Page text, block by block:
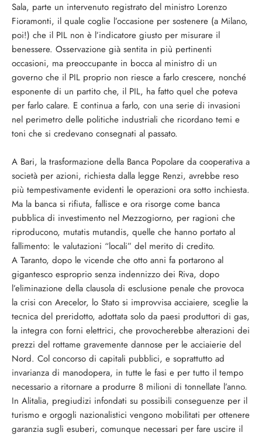
Sala, parte un intervenuto registrato del ministro Lorenzo
Fioramonti, il quale coglie l’occasione per sostenere (a Milano,
poi!) che il PIL non è l’indicatore giusto per misurare il
benessere. Osservazione già sentita in più pertinenti
occasioni, ma preoccupante in bocca al ministro di un
governo che il PIL proprio non riesce a farlo crescere, nonché
esponente di un partito che, il PIL, ha fatto quel che poteva
per farlo calare. E continua a farlo, con una serie di invasioni
nel perimetro delle politiche industriali che ricordano temi e
toni che si credevano consegnati al passato.
A Bari, la trasformazione della Banca Popolare da cooperativa a
società per azioni, richiesta dalla legge Renzi, avrebbe reso
più tempestivamente evidenti le operazioni ora sotto inchiesta.
Ma la banca si rifiuta, fallisce e ora risorge come banca
pubblica di investimento nel Mezzogiorno, per ragioni che
riproducono, mutatis mutandis, quelle che hanno portato al
fallimento: le valutazioni “locali” del merito di credito.
A Taranto, dopo le vicende che otto anni fa portarono al
gigantesco esproprio senza indennizzo dei Riva, dopo
l’eliminazione della clausola di esclusione penale che provoca
la crisi con Arecelor, lo Stato si improvvisa acciaiere, sceglie la
tecnica del preridotto, adottata solo da paesi produttori di gas,
la integra con forni elettrici, che provocherebbe alterazioni dei
prezzi del rottame gravemente dannose per le acciaierie del
Nord. Col concorso di capitali pubblici, e soprattutto ad
invarianza di manodopera, in tutte le fasi e per tutto il tempo
necessario a ritornare a produrre 8 milioni di tonnellate l’anno.
In Alitalia, pregiudizi infondati su possibili conseguenze per il
turismo e orgogli nazionalistici vengono mobilitati per ottenere
garanzia sugli esuberi, comunque necessari per fare uscire il